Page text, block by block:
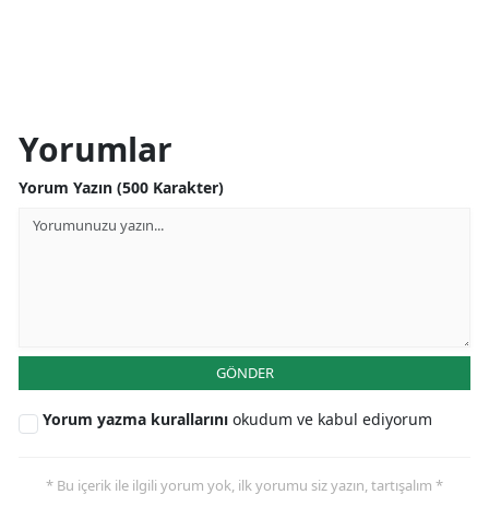
Yorumlar
Yorum Yazın (500 Karakter)
GÖNDER
Yorum yazma kurallarını okudum ve kabul ediyorum
* Bu içerik ile ilgili yorum yok, ilk yorumu siz yazın, tartışalım *